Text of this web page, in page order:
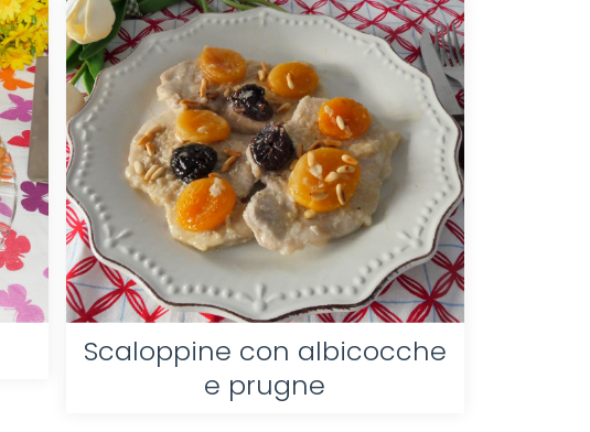
Scaloppine con albicocche
e prugne